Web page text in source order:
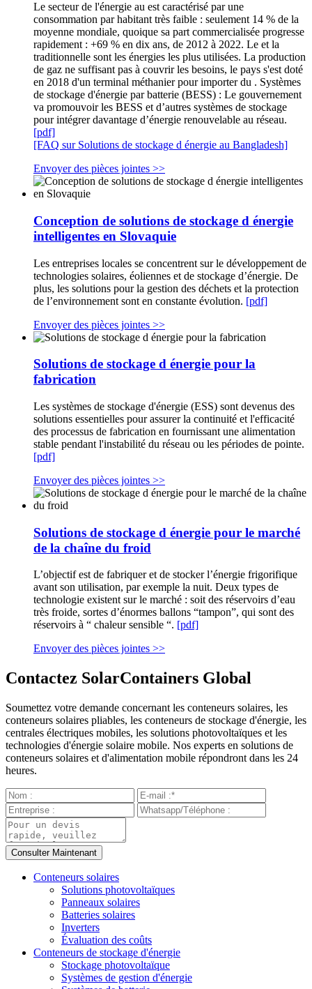
Le secteur de l'énergie au est caractérisé par une
consommation par habitant très faible : seulement 14 % de la
moyenne mondiale, quoique sa part commercialisée progresse
rapidement : +69 % en dix ans, de 2012 à 2022. Le et la
traditionnelle sont les énergies les plus utilisées. La production
de gaz ne suffisant pas à couvrir les besoins, le pays s'est doté
en 2018 d'un terminal méthanier pour importer du . Systèmes
de stockage d'énergie par batterie (BESS) : Le gouvernement
va promouvoir les BESS et d’autres systèmes de stockage
pour intégrer davantage d’énergie renouvelable au réseau.
[pdf]
[FAQ sur Solutions de stockage d énergie au Bangladesh]
Envoyer des pièces jointes >>
Conception de solutions de stockage d énergie
intelligentes en Slovaquie
Les entreprises locales se concentrent sur le développement de
technologies solaires, éoliennes et de stockage d’énergie. De
plus, les solutions pour la gestion des déchets et la protection
de l’environnement sont en constante évolution. [pdf]
Envoyer des pièces jointes >>
Solutions de stockage d énergie pour la
fabrication
Les systèmes de stockage d'énergie (ESS) sont devenus des
solutions essentielles pour assurer la continuité et l'efficacité
des processus de fabrication en fournissant une alimentation
stable pendant l'instabilité du réseau ou les périodes de pointe.
[pdf]
Envoyer des pièces jointes >>
Solutions de stockage d énergie pour le marché
de la chaîne du froid
L’objectif est de fabriquer et de stocker l’énergie frigorifique
avant son utilisation, par exemple la nuit. Deux types de
technologie existent sur le marché : soit des réservoirs d’eau
très froide, sortes d’énormes ballons “tampon”, qui sont des
réservoirs à “ chaleur sensible “. [pdf]
Envoyer des pièces jointes >>
Contactez SolarContainers Global
Soumettez votre demande concernant les conteneurs solaires, les
conteneurs solaires pliables, les conteneurs de stockage d'énergie, les
centrales électriques mobiles, les solutions photovoltaïques et les
technologies d'énergie solaire mobile. Nos experts en solutions de
conteneurs solaires et d'alimentation mobile répondront dans les 24
heures.
Conteneurs solaires
Solutions photovoltaïques
Panneaux solaires
Batteries solaires
Inverters
Évaluation des coûts
Conteneurs de stockage d'énergie
Stockage photovoltaïque
Systèmes de gestion d'énergie